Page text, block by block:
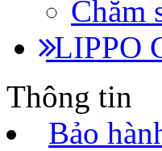
Chăm
LIPPO
Thông tin
Bảo